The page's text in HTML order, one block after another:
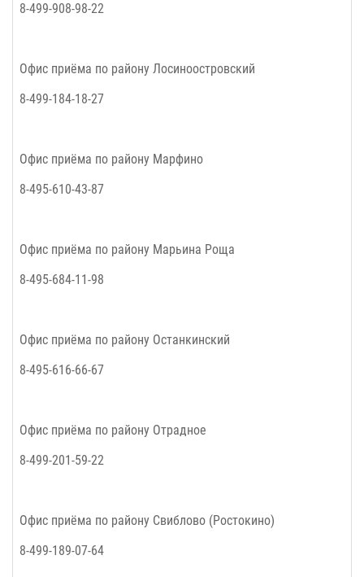
8-499-908-98-22
Офис приёма по району Лосиноостровский
8-499-184-18-27
Офис приёма по району Марфино
8-495-610-43-87
Офис приёма по району Марьина Роща
8-495-684-11-98
Офис приёма по району Останкинский
8-495-616-66-67
Офис приёма по району Отрадное
8-499-201-59-22
Офис приёма по району Свиблово (Ростокино)
8-499-189-07-64